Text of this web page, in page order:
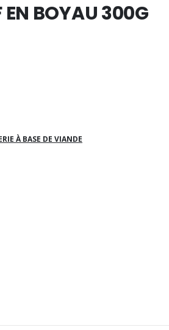
EN BOYAU 300G
À BASE DE VIANDE